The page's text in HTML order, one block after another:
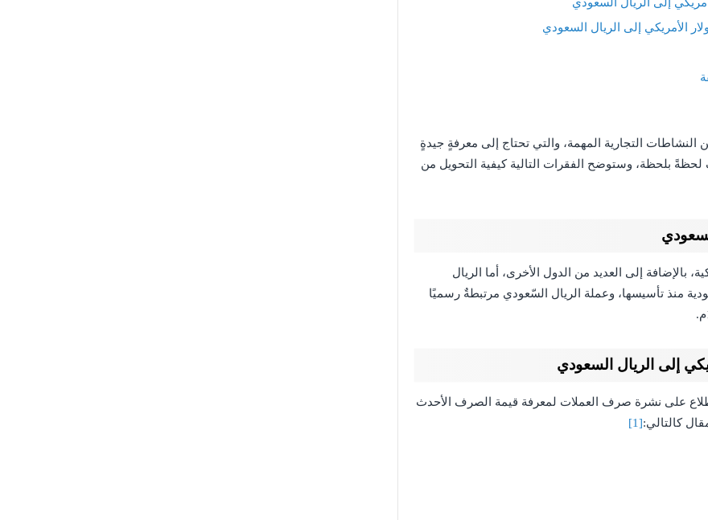
الأمريكي إلى الريال السعودي
النشاطات التجارية المهمة، والتي تحتاج إلى معرفةٍ جيدةٍ
بلحظة، وستوضح الفقرات التالية كيفية التحويل من
بالإضافة إلى العديد من الدول الأخرى، أما الريال
منذ تأسيسها، وعملة الريال السّعودي مرتبطةٌ رسميًا
إلى الريال السعودي
على نشرة صرف العملات لمعرفة قيمة الصرف الأحدث
كالتالي:[1]